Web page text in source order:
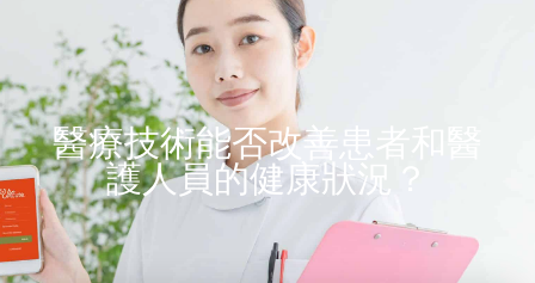
醫療技術能否改善患者和醫
護人員的健康狀況？